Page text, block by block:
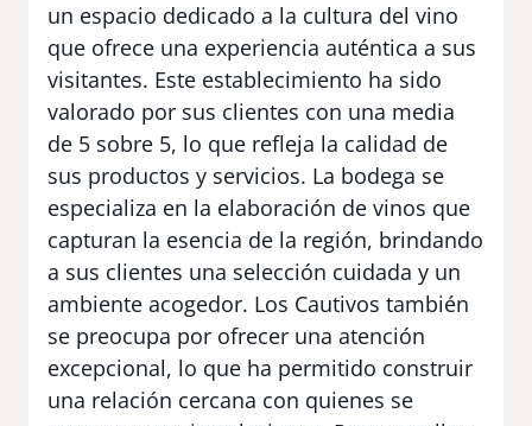
un espacio dedicado a la cultura del vino
que ofrece una experiencia auténtica a sus
visitantes. Este establecimiento ha sido
valorado por sus clientes con una media
de 5 sobre 5, lo que refleja la calidad de
sus productos y servicios. La bodega se
especializa en la elaboración de vinos que
capturan la esencia de la región, brindando
a sus clientes una selección cuidada y un
ambiente acogedor. Los Cautivos también
se preocupa por ofrecer una atención
excepcional, lo que ha permitido construir
una relación cercana con quienes se